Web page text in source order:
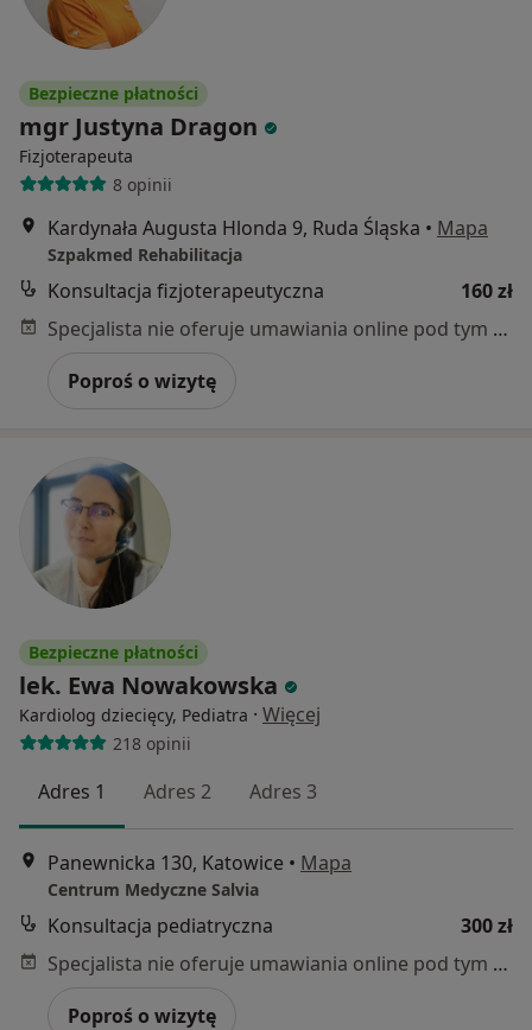
Bezpieczne płatności
mgr Justyna Dragon
Fizjoterapeuta
8 opinii
Kardynała Augusta Hlonda 9, Ruda Śląska • Mapa
Szpakmed Rehabilitacja
Konsultacja fizjoterapeutyczna
160 zł
Specjalista nie oferuje umawiania online pod tym adresem.
Poproś o wizytę
Bezpieczne płatności
lek. Ewa Nowakowska
Kardiolog dziecięcy, Pediatra · Więcej
218 opinii
Adres 1 Adres 2 Adres 3
Panewnicka 130, Katowice • Mapa
Centrum Medyczne Salvia
Konsultacja pediatryczna
300 zł
Specjalista nie oferuje umawiania online pod tym adresem.
Poproś o wizytę